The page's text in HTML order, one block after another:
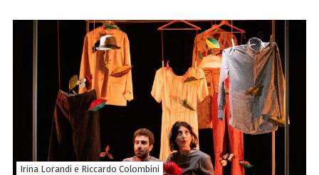
Irina Lorandi e Riccardo Colombini